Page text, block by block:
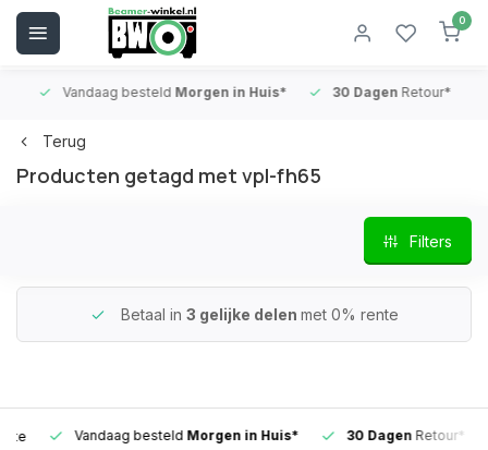
0
Vandaag besteldMorgen in Huis* 30 DagenRetour*
Terug
Producten getagd met vpl-fh65
Filters
Betaal in 3 gelijke delen met 0% rente
Vandaag besteldMorgen in Huis* 30 DagenRetour*